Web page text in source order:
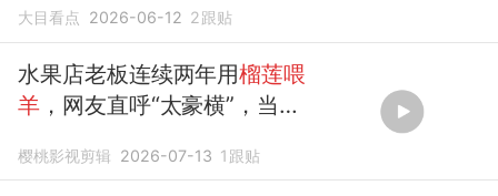
大目看点 2026-06-12 2跟贴
水果店老板连续两年用榴莲喂
羊 ，网友直呼“太豪横”，当事
樱桃影视剪辑 2026-07-13 1 跟贴